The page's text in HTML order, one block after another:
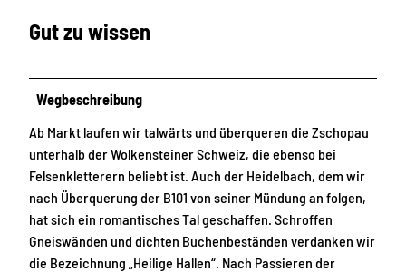
Gut zu wissen
Wegbeschreibung
Ab Markt laufen wir talwärts und überqueren die Zschopau
unterhalb der Wolkensteiner Schweiz, die ebenso bei
Felsenkletterern beliebt ist. Auch der Heidelbach, dem wir
nach Überquerung der B101 von seiner Mündung an folgen,
hat sich ein romantisches Tal geschaffen. Schroffen
Gneiswänden und dichten Buchenbeständen verdanken wir
die Bezeichnung „Heilige Hallen“. Nach Passieren der